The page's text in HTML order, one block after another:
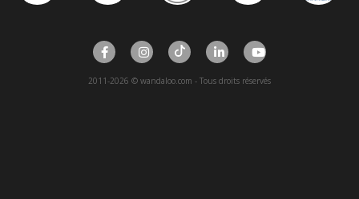
2011-2026 © wandaloo.com - Tous droits réservés